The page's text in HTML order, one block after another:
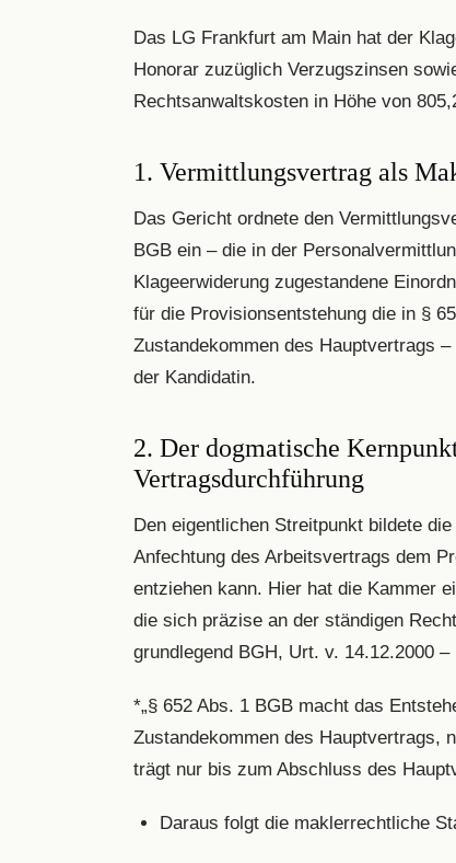
Das LG Frankfurt am Main hat der
Honorar zuzüglich Verzugszinsen
Rechtsanwaltskosten in Höhe von
1. Vermittlungsvertrag als
Das Gericht ordnete den
BGB ein – die in der
Klageerwiderung zugestandene
für die Provisionsentstehung die in §
Zustandekommen des Hauptvertrags
der Kandidatin.
2. Der dogmatische
Vertragsdurchführung
Den eigentlichen Streitpunkt bildete
Anfechtung des Arbeitsvertrags dem
entziehen kann. Hier hat die Kammer
die sich präzise an der ständigen
grundlegend BGH, Urt. v. 14.12.2000
*„§ 652 Abs. 1 BGB macht das
Zustandekommen des Hauptvertrags,
trägt nur bis zum Abschluss des
Daraus folgt die maklerrechtliche